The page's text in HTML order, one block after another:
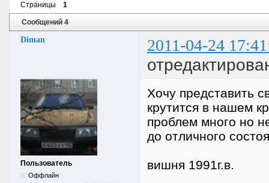
Страницы 1
Сообщений 4
Diman 2011-04-24
Пользователь
Оффлайн
Хочу представить
крутится в нашем
проблем много но
до